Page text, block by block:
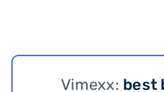
Vimexx: best